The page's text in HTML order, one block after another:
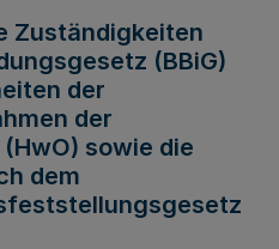
Zuständigkeiten
(BBiG)
der
der
sowie die
dem